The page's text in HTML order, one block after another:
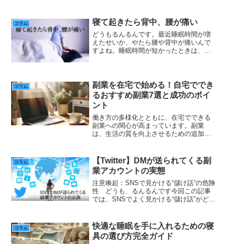
金の魔力はすごいのでしょうか？こうい
う人たちが行員でおか...
コラム 寝て起きたら背中、腰が痛い
どうもるんるんです。最近睡眠時間が増
えたせいか、やたら腰や背中が痛いんで
すよね。睡眠時間が短かったときは、そ
昔、腰痛には低反発のマッ...
コラム
副業を在宅で始める！自宅ででき
るおすすめ副業7選と成功のポイ
ント
働き方の多様化とともに、在宅でできる
副業への関心が高まっています。副業
は、生活の質を向上させるための追加収
ます。今回は、自宅で行える副業の種類
と、それぞれの特徴や成功す...
コラム
【Twitter】DMが送られてくる副
業アカウントの実態
注意喚起：SNSで見かける“儲け話”の危険
性 どうも、るんるんです今回この記事
では、SNSでよく見かける“儲け話”がどれ
う、しっかりとした知識と冷静な判断を
持ちましょう...
コラム
快適な睡眠を手に入れるための寝
具の選び方完全ガイド